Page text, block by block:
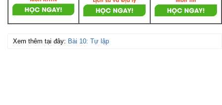
Xem thêm tại đây: Bài 10: Tự lập